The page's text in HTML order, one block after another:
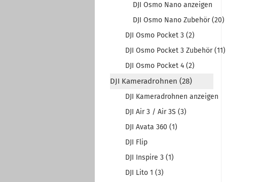
DJI Osmo Nano anzeigen
DJI Osmo Nano Zubehör (20)
DJI Osmo Pocket 3 (2)
DJI Osmo Pocket 3 Zubehör (11)
DJI Osmo Pocket 4 (2)
DJI Kameradrohnen (28)
DJI Kameradrohnen anzeigen
DJI Air 3 / Air 3S (3)
DJI Avata 360 (1)
DJI Flip
DJI Inspire 3 (1)
DJI Lito 1 (3)